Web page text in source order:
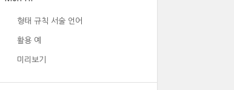
형태 규칙 서술 언어
활용 예
미리보기